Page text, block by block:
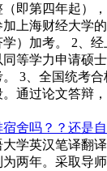
（即第四年起）
加上海财经大学
）加考。 2、
等学力申请硕
3、全国统考
通过论文答辩
舍吗？？还是
学英汉笔译翻
两年。采取导